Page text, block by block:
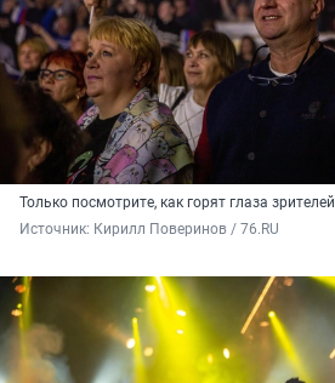
Только посмотрите, как горят глаза зрителей
Источник: Кирилл Поверинов / 76.RU